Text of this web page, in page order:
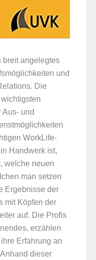
breit angelegtes
und
Die
Aus- und
WorkLife-
Handwerk ist,
welche neuen
man setzen
Ergebnisse der
mit Köpfen der
auf. Die Profis
erzählen
Erfahrung an
dieser